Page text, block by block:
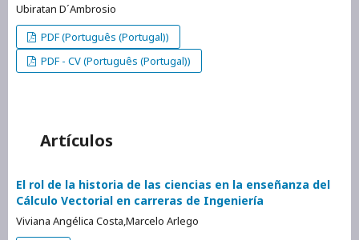
Ubiratan D´Ambrosio
PDF (Português (Portugal))
PDF - CV (Português (Portugal))
Artículos
El rol de la historia de las ciencias en la enseñanza del
Cálculo Vectorial en carreras de Ingeniería
Viviana Angélica Costa,Marcelo Arlego